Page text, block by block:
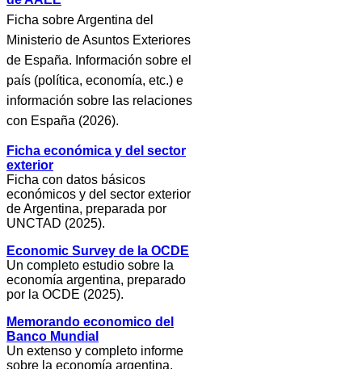
Ficha sobre Argentina del
Ministerio de Asuntos Exteriores
de España. Información sobre el
país (política, economía, etc.) e
información sobre las relaciones
con España (2026).
Ficha económica y del sector
exterior
Ficha con datos básicos
económicos y del sector exterior
de Argentina, preparada por
UNCTAD (2025).
Economic Survey de la OCDE
Un completo estudio sobre la
economía argentina, preparado
por la OCDE (2025).
Memorando economico del
Banco Mundial
Un extenso y completo informe
sobre la economía argentina.